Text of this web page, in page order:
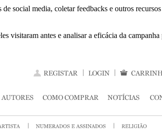
social media, coletar feedbacks e outros
visitaram antes e analisar a eficácia da